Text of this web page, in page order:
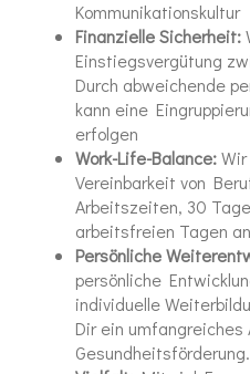
Kommunikationskultur
Finanzielle Sicherheit:
Einstiegsvergütung
Durch abweichende
kann eine
erfolgen
Work-Life-Balance:
Vereinbarkeit von
Arbeitszeiten, 30
arbeitsfreien Tagen
Persönliche
persönliche
individuelle
Dir ein umfangreiches
Gesundheitsförderung.